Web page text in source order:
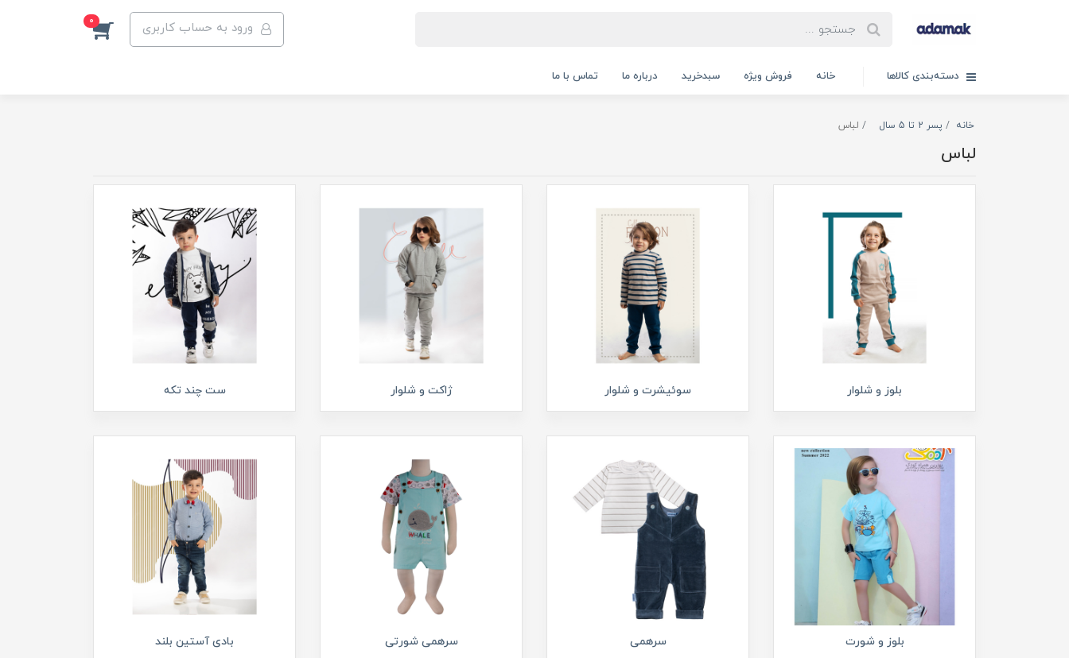
ورود به حساب کاربری 0
دسته‌بندی کالاها خانه فروش ویژه سبدخرید درباره ما تماس با ما
خانه پسر 2 تا 5 سال لباس
لباس
بلوز و شلوار سوئيشرت و شلوار ژاکت و شلوار ست چند تکه
بلوز و شورت سرهمی سرهمی شورتی بادی آستین بلند